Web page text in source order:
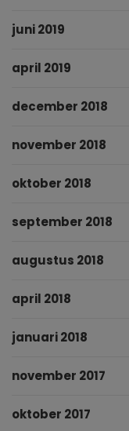
juni 2019
april 2019
december 2018
november 2018
oktober 2018
september 2018
augustus 2018
april 2018
januari 2018
november 2017
oktober 2017